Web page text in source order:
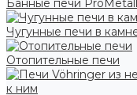
Банные печи
Чугунные печи в
Отопительные печи